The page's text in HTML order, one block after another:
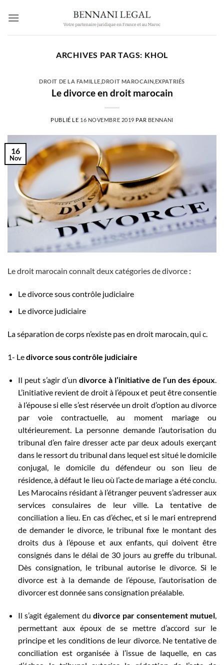
ARCHIVES PAR TAGS: KHOL
DROIT DE LA FAMILLE ,DROIT MAROCAIN EXPATRIÉS
Le divorce en droit marocain
PUBLIÉ LE 16 NOVEMBRE 2019 PAR BENNANI
16
Nov
Le droit marocain connaît deux catégories de divorce :
Le divorce sous contrôle judiciaire
Le divorce judiciaire
La séparation de corps n’existe pas en droit marocain, qui c.
1- Ledivorce sous contrôle judiciaire
Il peut s’agir d’un divorce à l’initiative de l’un des époux.
L’initiative revient de droit à l’époux et peut être consentie
à l’épouse si elle s’est réservée un droit d’option au divorce
par voie contractuelle, au moment mariage ou
ultérieurement. La personne demande l’autorisation du
tribunal d’en faire dresser acte par deux adouls exerçant
dans le ressort du tribunal dans lequel est situé le domicile
conjugal, le domicile du défendeur ou son lieu de
résidence, à défaut le lieu où l’acte de mariage a été conclu.
Les Marocains résidant à l’étranger peuvent s’adresser aux
services consulaires de leur ville. La tentative de
conciliation a lieu. En cas d’échec, et si le mari entreprend
de demander le divorce, le tribunal fixe le montant des
droits dus à l’épouse et aux enfants, qui doivent être
consignés dans le délai de 30 jours au greffe du tribunal.
Dès consignation, le tribunal autorise le divorce. Si le
divorce est à la demande de l’épouse, l’autorisation de
divorcer est donnée sans consignation préalable.
Il s’agit également du divorce par consentement mutuel
permettant aux époux de se mettre d’accord sur le
principe et les conditions de leur divorce. Ne tentative de
conciliation est organisée à l’issue de laquelle, en cas